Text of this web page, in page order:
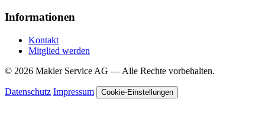
Informationen
Kontakt
Mitglied werden
© 2026 Makler Service AG — Alle Rechte vorbehalten.
Datenschutz Impressum Cookie-Einstellungen